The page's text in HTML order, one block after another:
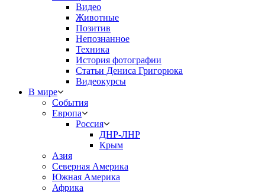
Видео
Животные
Позитив
Непознанное
Техника
История фотографии
Статьи Дениса Григорюка
Видеокурсы
В мире
События
Европа
Россия
ДНР-ЛНР
Крым
Азия
Северная Америка
Южная Америка
Африка